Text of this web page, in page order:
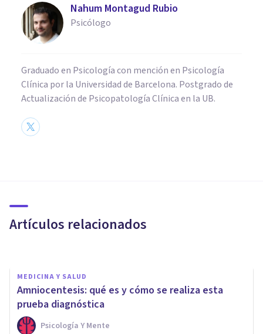
Nahum Montagud Rubio
Psicólogo
Graduado en Psicología con mención en Psicología
Clínica por la Universidad de Barcelona. Postgrado de
Actualización de Psicopatología Clínica en la UB.
Artículos relacionados
corporal
MEDICINA Y SALUD
Amniocentesis: qué es y cómo se realiza esta
prueba diagnóstica
Psicología Y Mente
MEDICINA Y SALUD